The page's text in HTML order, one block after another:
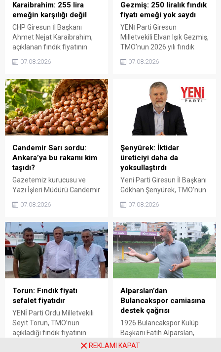
Karaibrahim: 255 lira
emeğin karşılığı değil
CHP Giresun İl Başkanı
Ahmet Nejat Karaibrahim,
açıklanan fındık fiyatının
artan üretim maliyetleri
karşısında yetersiz kaldığını
emeğinin korunmasını
istedi. Karaibrahim,
sürdürülebilir üretim için
fiyat politikasının yeniden
değerlendirilmesi gerektiğini
söyledi.
07.08.2026
Gezmiş: 250 liralık fındık
fiyatı emeği yok saydı
YENİ Parti Giresun
Milletvekili Elvan Işık Gezmiş,
TMO’nun 2026 yılı fındık
fiyatına sert tepki gösterdi.
Açıklanan rakamın üreticinin
karşılamadığını belirten
Gezmiş, “Üreticiyi yok
sayanı, günü geldiğinde
üretici de yok sayacaktır”
dedi.
07.08.2026
Candemir Sarı sordu:
Ankara’ya bu rakamı kim
taşıdı?
Gazetemiz kurucusu ve
Yazı İşleri Müdürü Candemir
Sarı, fındık fiyatı
tartışmalarını köşesine
300 liraya ulaştığı bir
dönemde Ankara’ya 240
liralık fiyat teklifi
götürüldüğü iddiasını
gündeme getiren Sarı,
Giresun milletvekillerini açık
ve net bir cevap vermeye
çağırdı.
07.08.2026
Şenyürek: İktidar
üreticiyi daha da
yoksullaştırdı
Yeni Parti Giresun İl Başkanı
Gökhan Şenyürek, TMO’nun
Giresun kalite fındık için
açıkladığı 255 liralık fiyatı
nitelendirdi. Artışın yıllık
enflasyonun altında kaldığını
belirten Şenyürek, kararın
üreticiyi değil tekelleri
koruduğunu savundu.
07.08.2026
Torun: Fındık fiyatı
sefalet fiyatıdır
YENİ Parti Ordu Milletvekili
Seyit Torun, TMO’nun
açıkladığı fındık fiyatının
Alparslan’dan
Bulancakspor camiasına
destek çağrısı
1926 Bulancakspor Kulüp
Başkanı Fatih Alparslan,
transferden altyapıya,
07.08.2026
REKLAMI KAPAT